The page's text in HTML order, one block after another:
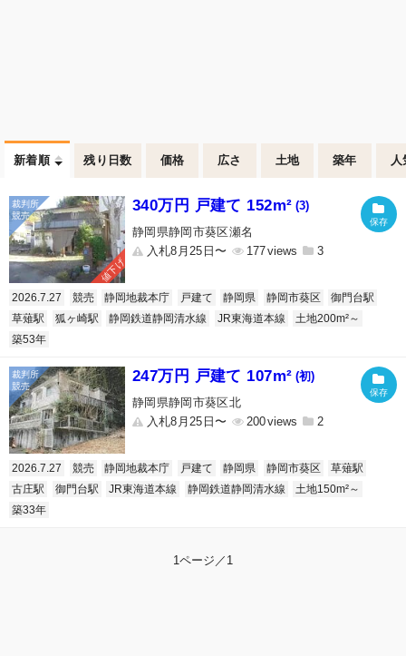
新着順 残り日数 価格 広さ 土地 築年 人
値下げ
340万円 戸建て 152m² (3)
静岡県静岡市葵区瀬名
入札8月25日〜
177 3
2026.7.27 競売 静岡地裁本庁 戸建て 静岡県 静岡市葵区
御門台駅
草薙駅
狐ヶ崎駅 静岡鉄道静岡清水線 JR東海道本線
土地200m²～
築53年
247万円 戸建て 107m² (初)
静岡県静岡市葵区北
入札8月25日〜
200 2
2026.7.27 競売 静岡地裁本庁 戸建て 静岡県 静岡市葵区
草薙駅
古庄駅
御門台駅 JR東海道本線 静岡鉄道静岡清水線
土地150m²～
築33年
1ページ／1